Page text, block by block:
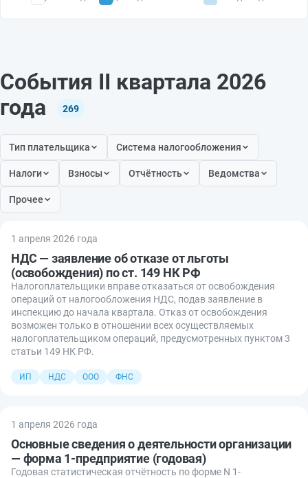
События II квартала 2026
года
269
Тип плательщика Система налогообложения
Налоги Взносы Отчётность Ведомства
Прочее
1 апреля 2026 года
НДС — заявление об отказе от льготы
(освобождения) по ст. 149 НК РФ
Налогоплательщики вправе отказаться от освобождения
операций от налогообложения НДС, подав заявление в
инспекцию до начала квартала. Отказ от освобождения
возможен только в отношении всех осуществляемых
налогоплательщиком операций, предусмотренных пунктом 3
статьи 149 НК РФ.
ИП НДС ООО ФНС
1 апреля 2026 года
Основные сведения о деятельности организации
— форма 1-предприятие (годовая)
Годовая статистическая отчётность по форме N 1-